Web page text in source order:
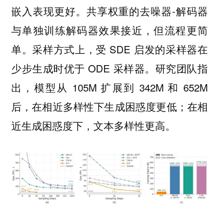
嵌入表现更好。共享权重的去噪器-解码器
与单独训练解码器效果接近，但流程更简
单。采样方式上，受 SDE 启发的采样器在
少步生成时优于 ODE 采样器。研究团队指
出，模型从 105M 扩展到 342M 和 652M
后，在相近多样性下生成困惑度更低； 在相
近生成困惑度下，文本多样性更高。